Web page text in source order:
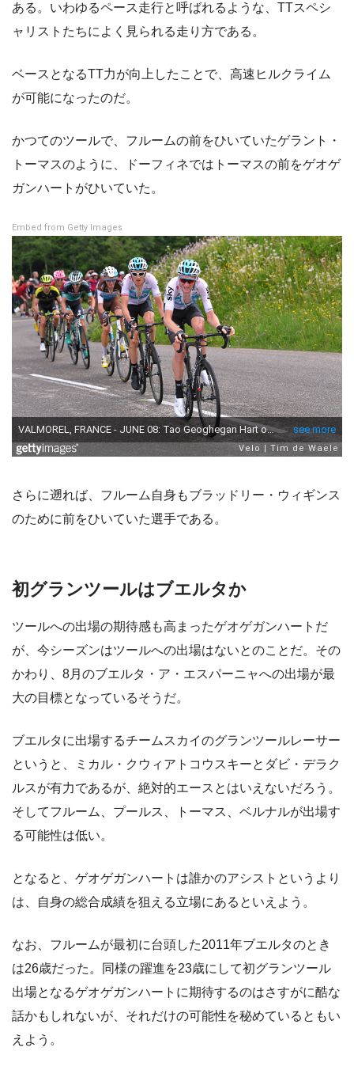
ある。いわゆるペース走行と呼ばれるような、TTスペシ
ャリストたちによく見られる走り方である。
ベースとなるTT力が向上したことで、高速ヒルクライム
が可能になったのだ。
かつてのツールで、フルームの前をひいていたゲラント・
トーマスのように、ドーフィネではトーマスの前をゲオゲ
ガンハートがひいていた。
Embed from Getty Images
さらに遡れば、フルーム自身もブラッドリー・ウィギンス
のために前をひいていた選手である。
初グランツールはブエルタか
ツールへの出場の期待感も高まったゲオゲガンハートだ
が、今シーズンはツールへの出場はないとのことだ。その
かわり、8月のブエルタ・ア・エスパーニャへの出場が最
大の目標となっているそうだ。
ブエルタに出場するチームスカイのグランツールレーサー
というと、ミカル・クウィアトコウスキーとダビ・デラク
ルスが有力であるが、絶対的エースとはいえないだろう。
そしてフルーム、プールス、トーマス、ベルナルが出場す
る可能性は低い。
となると、ゲオゲガンハートは誰かのアシストというより
は、自身の総合成績を狙える立場にあるといえよう。
なお、フルームが最初に台頭した2011年ブエルタのとき
は26歳だった。同様の躍進を23歳にして初グランツール
出場となるゲオゲガンハートに期待するのはさすがに酷な
話かもしれないが、それだけの可能性を秘めているともい
えよう。